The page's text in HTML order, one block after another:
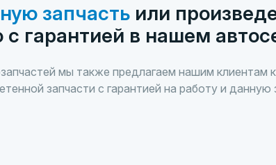
запчастьили
с гарантией в нашем
мы также предлагаем нашим клиентам
запчасти с гарантией на работу и данную